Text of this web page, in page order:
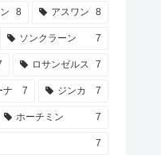
8 アスワン 8
ソンクラーン 7
ロサンゼルス 7
ナ 7 ジンカ 7
ホーチミン 7
7